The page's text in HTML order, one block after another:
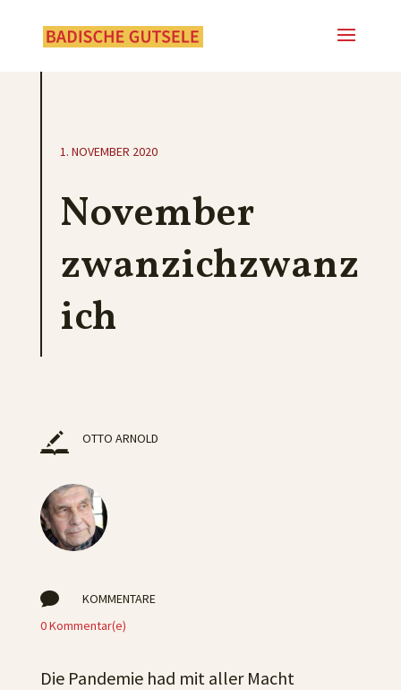
1. NOVEMBER 2020
November
zwanzichzwanz
ich
OTTO ARNOLD

KOMMENTARE
0 Kommentar(e)
Die Pandemie had mit aller Macht